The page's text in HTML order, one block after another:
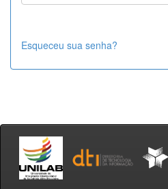
Esqueceu sua senha?